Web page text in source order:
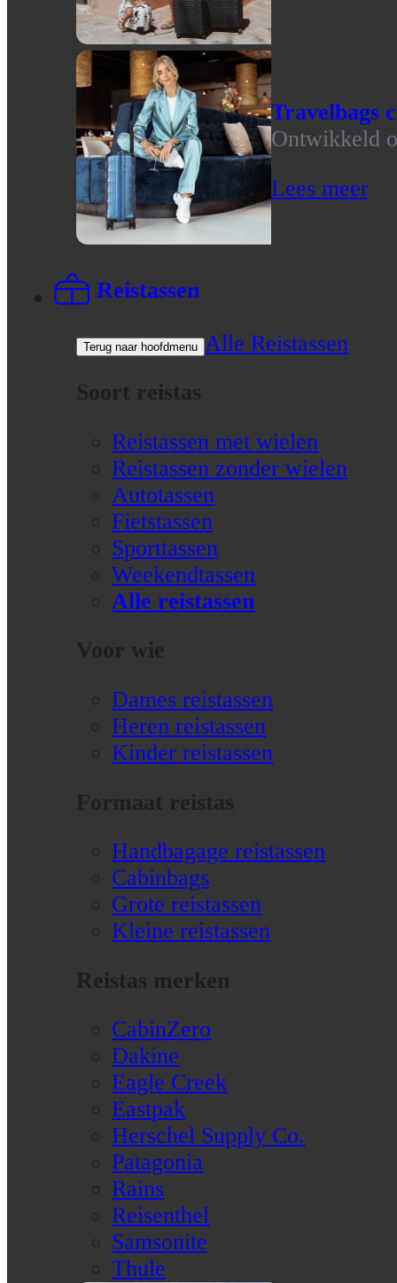
Travelbags
Ontwikkeld
Lees meer
Reistassen
Terug naar hoofdmenu
Alle Reistassen
Soort reistas
Reistassen met wielen
Reistassen zonder wielen
Autotassen
Fietstassen
Sporttassen
Weekendtassen
Alle reistassen
Voor wie
Dames reistassen
Heren reistassen
Kinder reistassen
Formaat reistas
Handbagage reistassen
Cabinbags
Grote reistassen
Kleine reistassen
Reistas merken
CabinZero
Dakine
Eagle Creek
Eastpak
Herschel Supply Co.
Patagonia
Rains
Reisenthel
Samsonite
Thule